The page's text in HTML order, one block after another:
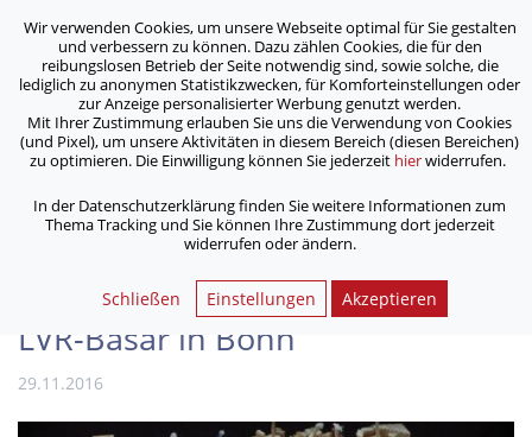
ASB Bonn/Rhein-Sieg/Eifel e.V.
bewegt Menschen
Home / Aktuelles /
SPZ-Klienten basteln weihnachtliche Produkte für LVR-Basar
weihnachtliche Produkte für
LVR-Basar in Bonn
29.11.2016
Wir verwenden Cookies, um unsere Webseite optimal für Sie gestalten
und verbessern zu können. Dazu zählen Cookies, die für den
reibungslosen Betrieb der Seite notwendig sind, sowie solche, die
lediglich zu anonymen Statistikzwecken, für Komforteinstellungen oder
zur Anzeige personalisierter Werbung genutzt werden.
Mit Ihrer Zustimmung erlauben Sie uns die Verwendung von Cookies
(und Pixel), um unsere Aktivitäten in diesem Bereich (diesen Bereichen)
zu optimieren. Die Einwilligung können Sie jederzeit hierwiderrufen.
In der Datenschutzerklärung finden Sie weitere Informationen zum
Thema Tracking und Sie können Ihre Zustimmung dort jederzeit
widerrufen oder ändern.
Schließen Einstellungen Akzeptieren